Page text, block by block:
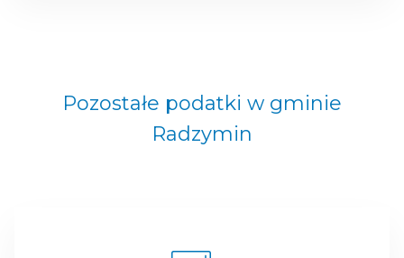
Pozostałe podatki w gminie
Radzymin